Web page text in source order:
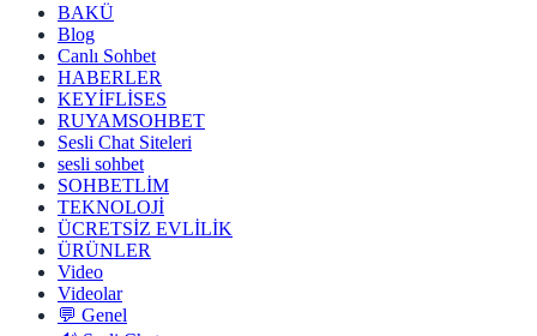
BAKÜ
Blog
Canlı Sohbet
HABERLER
KEYİFLİSES
RUYAMSOHBET
Sesli Chat Siteleri
sesli sohbet
SOHBETLİM
TEKNOLOJİ
ÜCRETSİZ EVLİLİK
ÜRÜNLER
Video
Videolar
💬 Genel